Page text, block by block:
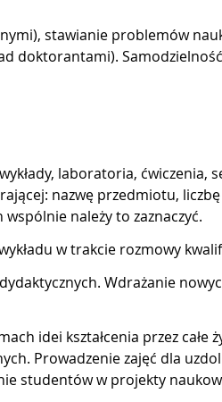
stawianie problemów
doktorantami).
laboratoria, ćwiczenia,
nazwę przedmiotu,
należy to zaznaczyć.
w trakcie rozmowy
Wdrażanie
idei kształcenia przez całe
Prowadzenie zajęć dla
studentów w projekty